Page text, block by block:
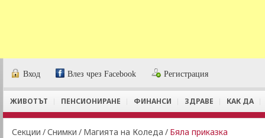
Вход Влез чрез Facebook Регистрация
ЖИВОТЪТ ПЕНСИОНИРАНЕ ФИНАНСИ ЗДРАВЕ КАК ДА
Секции /Снимки / Магията на Коледа / Бяла приказка